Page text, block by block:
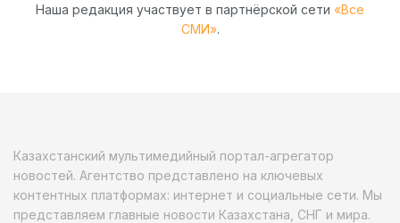
Наша редакция участвует в партнёрской сети «Все
СМИ».
Казахстанский мультимедийный портал-агрегатор
новостей. Агентство представлено на ключевых
контентных платформах: интернет и социальные сети. Мы
представляем главные новости Казахстана, СНГ и мира.